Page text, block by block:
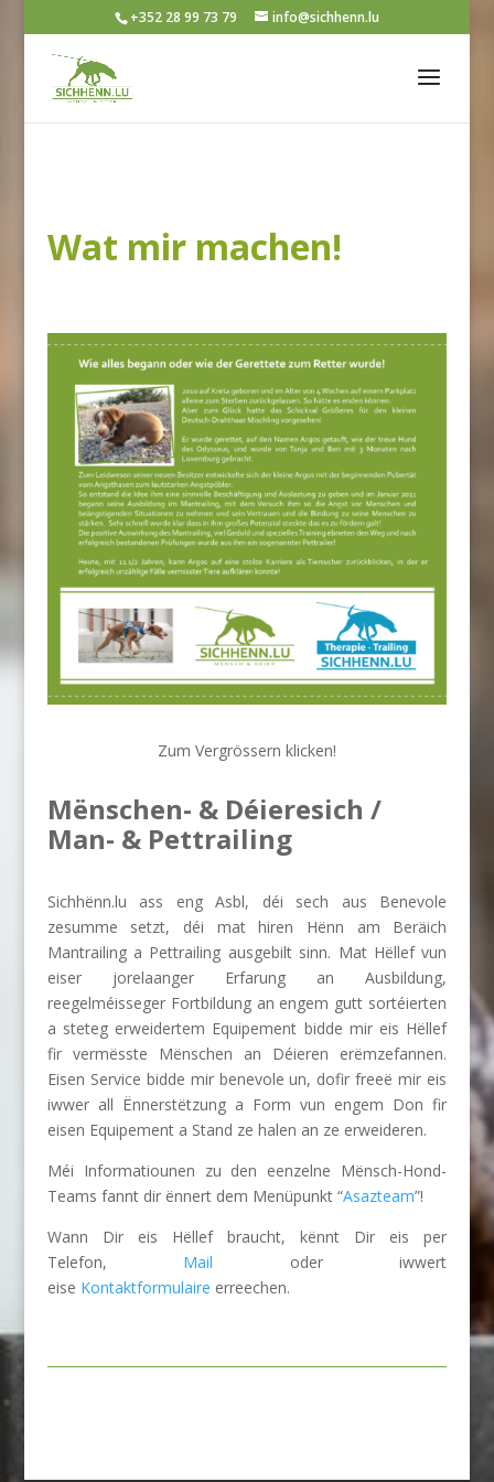
+352 28 99 73 79 info@sichhenn.lu
Wat mir machen!
Zum Vergrössern klicken!
Mënschen- & Déieresich /
Man- & Pettrailing
Sichhënn.lu ass eng Asbl, déi sech aus Benevole
zesumme setzt, déi mat hiren Hënn am Beräich
Mantrailing a Pettrailing ausgebilt sinn. Mat Hëllef vun
eiser jorelaanger Erfarung an Ausbildung,
reegelméisseger Fortbildung an engem gutt sortéierten
a steteg erweidertem Equipement bidde mir eis Hëllef
fir vermësste Mënschen an Déieren erëmzefannen.
Eisen Service bidde mir benevole un, dofir freeë mir eis
iwwer all Ënnerstëtzung a Form vun engem Don fir
eisen Equipement a Stand ze halen an ze erweideren.
Méi Informatiounen zu den eenzelne Mënsch-Hond-
Teams fannt dir ënnert dem Menüpunkt “Asazteam”!
Wann Dir eis Hëllef braucht, kënnt Dir eis per
Telefon, Mail oder iwwert
eise Kontaktformulaire erreechen.